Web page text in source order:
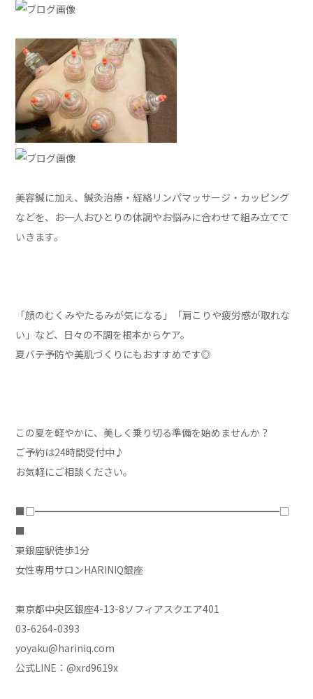
美容鍼に加え、鍼灸治療・経絡リンパマッサージ・カッピング
などを、お一人おひとりの体調やお悩みに合わせて組み立てて
いきます。
「顔のむくみやたるみが気になる」「肩こりや疲労感が取れな
い」など、日々の不調を根本からケア。
夏バテ予防や美肌づくりにもおすすめです◎
この夏を軽やかに、美しく乗り切る準備を始めませんか？
ご予約は24時間受付中♪
お気軽にご相談ください。
■□━━━━━━━━━━━━━━━━━━━━━━━━━□
■
東銀座駅徒歩1分
女性専用サロンHARINIQ銀座
東京都中央区銀座4-13-8ソフィアスクエア401
03-6264-0393
yoyaku@hariniq.com
公式LINE：@xrd9619x